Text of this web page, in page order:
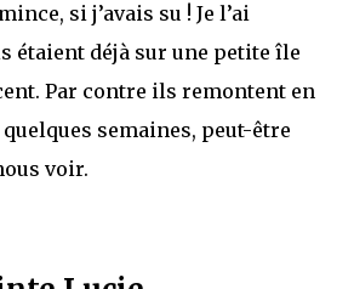
si j’avais su ! Je l’ai
étaient déjà sur une petite île
Par contre ils remontent en
semaines, peut-être
voir.